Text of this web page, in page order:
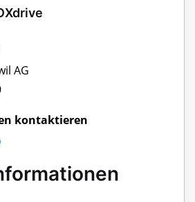
AG
kontaktieren